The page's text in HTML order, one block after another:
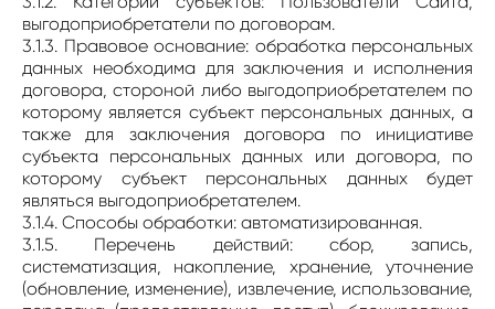
выгодоприобретатели по договорам.
3.1.3. Правовое основание: обработка персональных
данных необходима для заключения и исполнения
договора, стороной либо выгодоприобретателем по
которому является субъект персональных данных, а
также для заключения договора по инициативе
субъекта персональных данных или договора, по
которому субъект персональных данных будет
являться выгодоприобретателем.
3.1.4. Способы обработки: автоматизированная.
3.1.5. Перечень действий: сбор, запись,
систематизация, накопление, хранение, уточнение
(обновление, изменение), извлечение, использование,